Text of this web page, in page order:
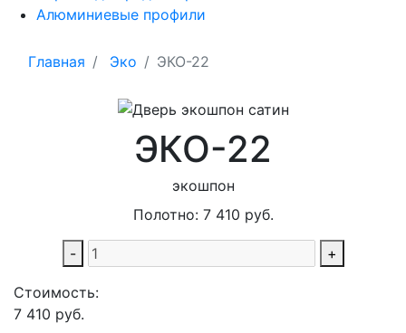
Алюминиевые профили
Главная Эко ЭКО-22
ЭКО-22
экошпон
Полотно: 7 410 руб.
- +
Стоимость:
7 410 руб.